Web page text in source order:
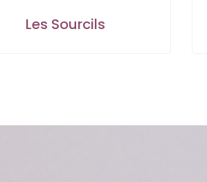
Les Sourcils